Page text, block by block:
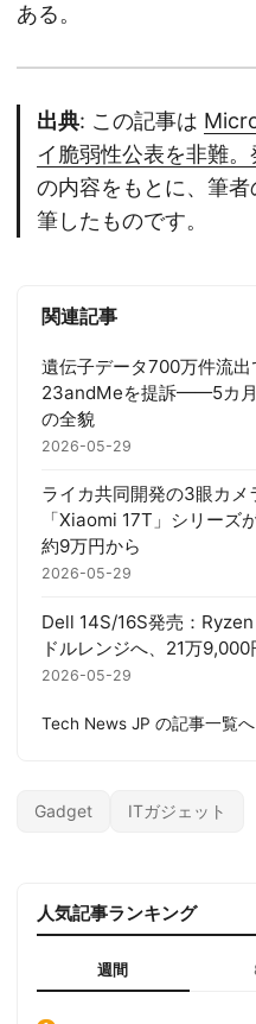
ある。
出典: この記事は
イ脆弱性公表を非難
の内容をもとに、筆
筆したものです。
関連記事
遺伝子データ700万件流
23andMeを提訴——5カ月
の全貌
2026-05-29
ライカ共同開発の3眼カ
「Xiaomi 17T」シリーズ
約9万円から
2026-05-29
Dell 14S/16S発売：
ドルレンジへ、21万9,000
2026-05-29
Tech News JP の記事一覧へ
Gadget ITガジェット
人気記事ランキング
週間